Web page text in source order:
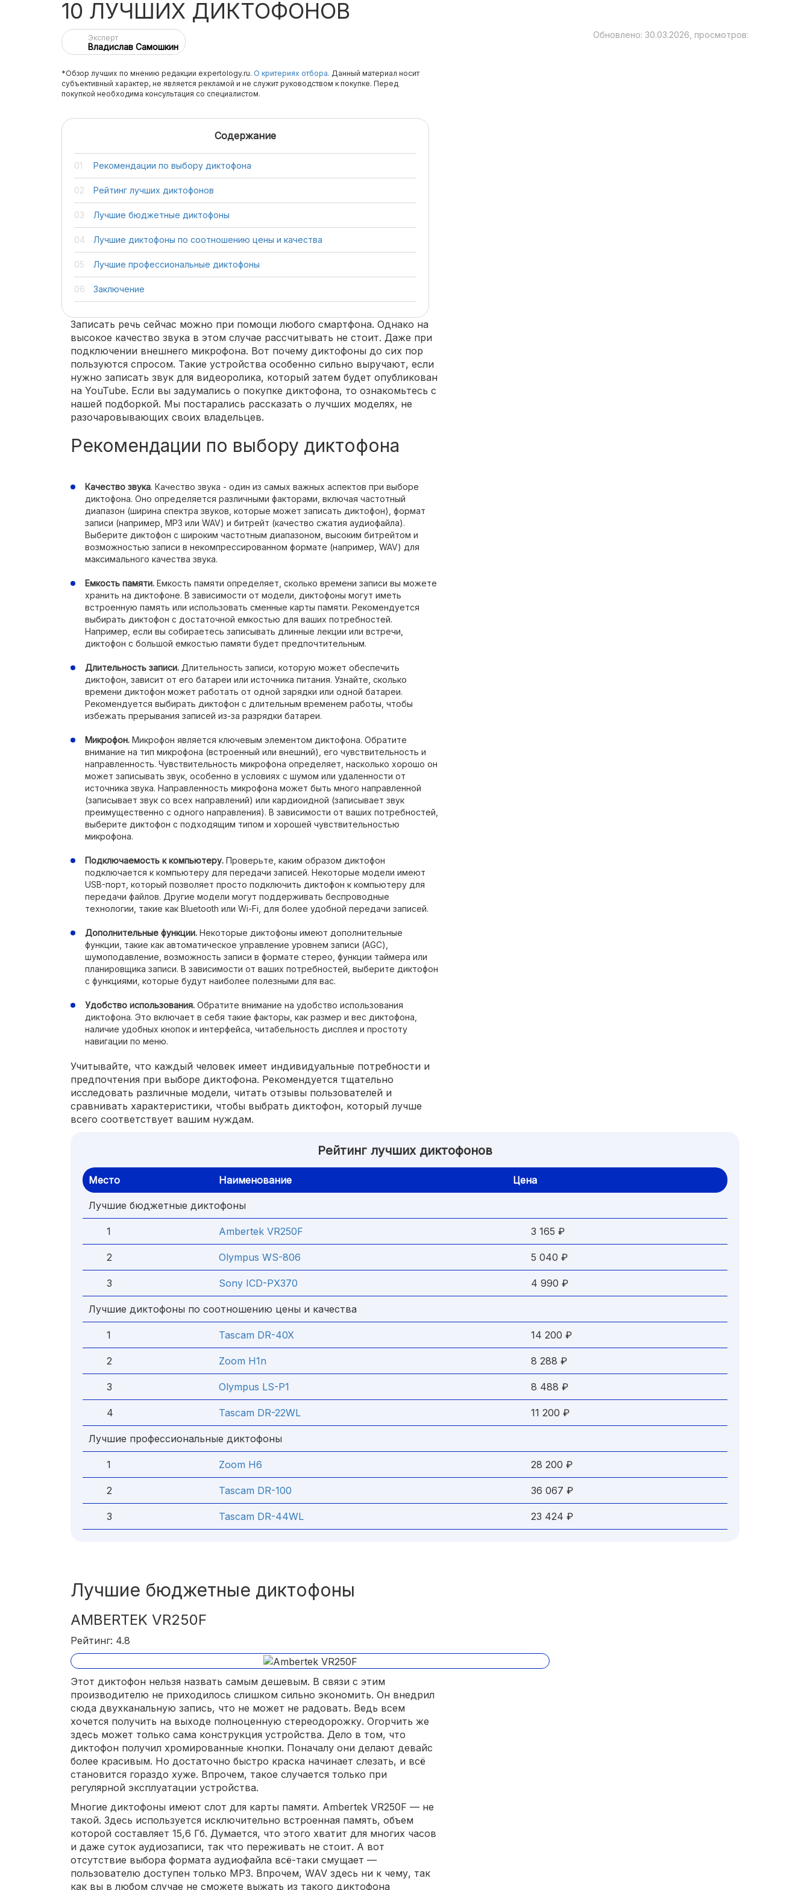
10 ЛУЧШИХ ДИКТОФОНОВ
Эксперт
Владислав Самошкин
Обновлено: 30.03.2026, просмотров:
*Обзор лучших по мнению редакции expertology.ru. О критериях отбора. Данный материал носит
субъективный характер, не является рекламой и не служит руководством к покупке. Перед
покупкой необходима консультация со специалистом.
Содержание
Рекомендации по выбору диктофона
Рейтинг лучших диктофонов
Лучшие бюджетные диктофоны
Лучшие диктофоны по соотношению цены и качества
Лучшие профессиональные диктофоны
Заключение
Записать речь сейчас можно при помощи любого смартфона. Однако на
высокое качество звука в этом случае рассчитывать не стоит. Даже при
подключении внешнего микрофона. Вот почему диктофоны до сих пор
пользуются спросом. Такие устройства особенно сильно выручают, если
нужно записать звук для видеоролика, который затем будет опубликован
на YouTube. Если вы задумались о покупке диктофона, то ознакомьтесь с
нашей подборкой. Мы постарались рассказать о лучших моделях, не
разочаровывающих своих владельцев.
Рекомендации по выбору диктофона
Качество звука. Качество звука - один из самых важных аспектов при выборе
диктофона. Оно определяется различными факторами, включая частотный
диапазон (ширина спектра звуков, которые может записать диктофон), формат
записи (например, MP3 или WAV) и битрейт (качество сжатия аудиофайла).
Выберите диктофон с широким частотным диапазоном, высоким битрейтом и
возможностью записи в некомпрессированном формате (например, WAV) для
максимального качества звука.
Емкость памяти. Емкость памяти определяет, сколько времени записи вы можете
хранить на диктофоне. В зависимости от модели, диктофоны могут иметь
встроенную память или использовать сменные карты памяти. Рекомендуется
выбирать диктофон с достаточной емкостью для ваших потребностей.
Например, если вы собираетесь записывать длинные лекции или встречи,
диктофон с большой емкостью памяти будет предпочтительным.
Длительность записи. Длительность записи, которую может обеспечить
диктофон, зависит от его батареи или источника питания. Узнайте, сколько
времени диктофон может работать от одной зарядки или одной батареи.
Рекомендуется выбирать диктофон с длительным временем работы, чтобы
избежать прерывания записей из-за разрядки батареи.
Микрофон. Микрофон является ключевым элементом диктофона. Обратите
внимание на тип микрофона (встроенный или внешний), его чувствительность и
направленность. Чувствительность микрофона определяет, насколько хорошо он
может записывать звук, особенно в условиях с шумом или удаленности от
источника звука. Направленность микрофона может быть много направленной
(записывает звук со всех направлений) или кардиоидной (записывает звук
преимущественно с одного направления). В зависимости от ваших потребностей,
выберите диктофон с подходящим типом и хорошей чувствительностью
микрофона.
Подключаемость к компьютеру. Проверьте, каким образом диктофон
подключается к компьютеру для передачи записей. Некоторые модели имеют
USB-порт, который позволяет просто подключить диктофон к компьютеру для
передачи файлов. Другие модели могут поддерживать беспроводные
технологии, такие как Bluetooth или Wi-Fi, для более удобной передачи записей.
Дополнительные функции. Некоторые диктофоны имеют дополнительные
функции, такие как автоматическое управление уровнем записи (AGC),
шумоподавление, возможность записи в формате стерео, функции таймера или
планировщика записи. В зависимости от ваших потребностей, выберите диктофон
с функциями, которые будут наиболее полезными для вас.
Удобство использования. Обратите внимание на удобство использования
диктофона. Это включает в себя такие факторы, как размер и вес диктофона,
наличие удобных кнопок и интерфейса, читабельность дисплея и простоту
навигации по меню.
Учитывайте, что каждый человек имеет индивидуальные потребности и
предпочтения при выборе диктофона. Рекомендуется тщательно
исследовать различные модели, читать отзывы пользователей и
сравнивать характеристики, чтобы выбрать диктофон, который лучше
всего соответствует вашим нуждам.
Рейтинг лучших диктофонов
Место Наименование Цена
Лучшие бюджетные диктофоны
1 Ambertek VR250F 3 165 ₽
2 Olympus WS-806 5 040 ₽
3 Sony ICD-PX370 4 990 ₽
Лучшие диктофоны по соотношению цены и качества
1 Tascam DR-40X 14 200 ₽
2 Zoom H1n 8 288 ₽
3 Olympus LS-P1 8 488 ₽
4 Tascam DR-22WL 11 200 ₽
Лучшие профессиональные диктофоны
1 Zoom H6 28 200 ₽
2 Tascam DR-100 36 067 ₽
3 Tascam DR-44WL 23 424 ₽
Лучшие бюджетные диктофоны
AMBERTEK VR250F
Рейтинг: 4.8
Этот диктофон нельзя назвать самым дешевым. В связи с этим
производителю не приходилось слишком сильно экономить. Он внедрил
сюда двухканальную запись, что не может не радовать. Ведь всем
хочется получить на выходе полноценную стереодорожку. Огорчить же
здесь может только сама конструкция устройства. Дело в том, что
диктофон получил хромированные кнопки. Поначалу они делают девайс
более красивым. Но достаточно быстро краска начинает слезать, и всё
становится гораздо хуже. Впрочем, такое случается только при
регулярной эксплуатации устройства.
Многие диктофоны имеют слот для карты памяти. Ambertek VR250F — не
такой. Здесь используется исключительно встроенная память, объем
которой составляет 15,6 Гб. Думается, что этого хватит для многих часов
и даже суток аудиозаписи, так что переживать не стоит. А вот
отсутствие выбора формата аудиофайла всё-таки смущает —
пользователю доступен только MP3. Впрочем, WAV здесь ни к чему, так
как вы в любом случае не сможете выжать из такого диктофона